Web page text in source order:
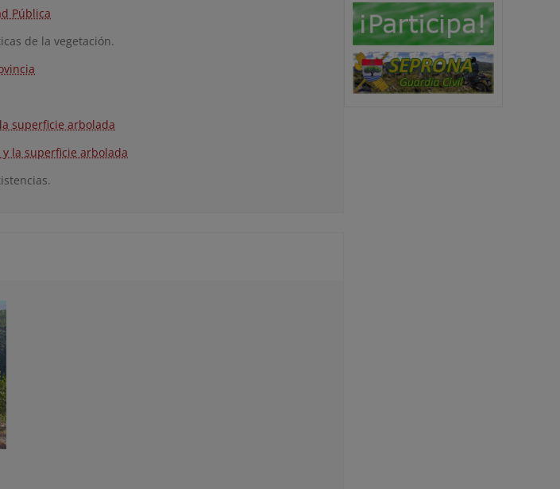
Pública
de la vegetación.
superficie arbolada
la superficie arbolada